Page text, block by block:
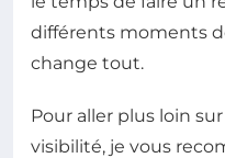
différents moments
change tout.
Pour aller plus loin
visibilité, je vous